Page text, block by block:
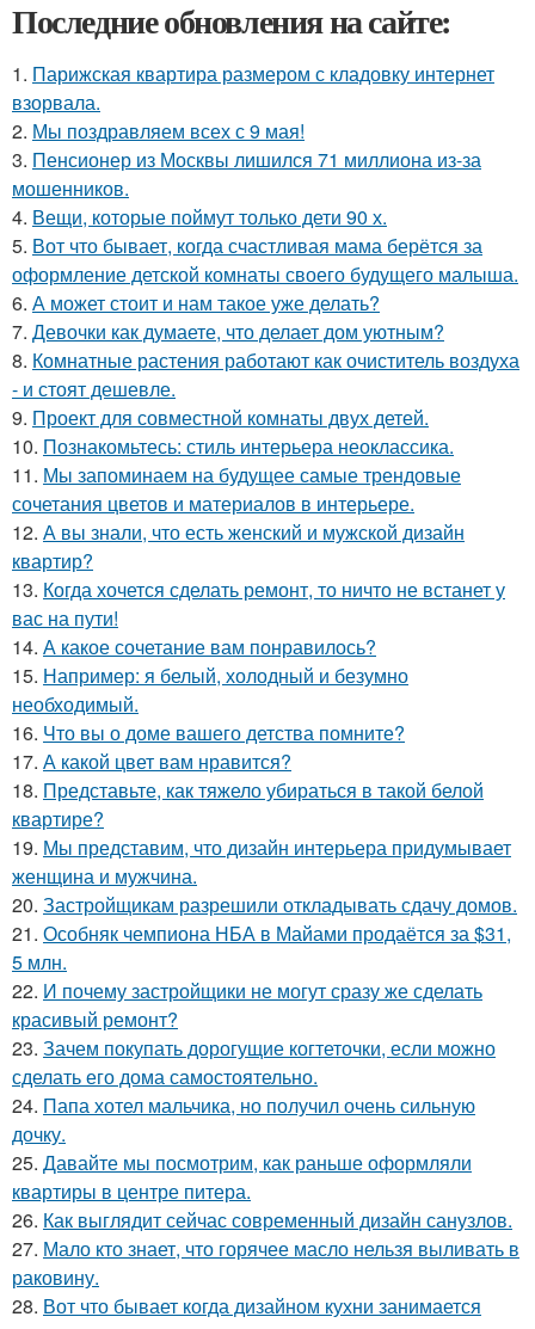
Последние обновления на сайте:
1. Парижская квартира размером с кладовку интернет
взорвала.
2. Мы поздравляем всех с 9 мая!
3. Пенсионер из Москвы лишился 71 миллиона из-за
мошенников.
4. Вещи, которые поймут только дети 90 х.
5. Вот что бывает, когда счастливая мама берётся за
оформление детской комнаты своего будущего малыша.
6. А может стоит и нам такое уже делать?
7. Девочки как думаете, что делает дом уютным?
8. Комнатные растения работают как очиститель воздуха
- и стоят дешевле.
9. Проект для совместной комнаты двух детей.
10. Познакомьтесь: стиль интерьера неоклассика.
11. Мы запоминаем на будущее самые трендовые
сочетания цветов и материалов в интерьере.
12. А вы знали, что есть женский и мужской дизайн
квартир?
13. Когда хочется сделать ремонт, то ничто не встанет у
вас на пути!
14. А какое сочетание вам понравилось?
15. Например: я белый, холодный и безумно
необходимый.
16. Что вы о доме вашего детства помните?
17. А какой цвет вам нравится?
18. Представьте, как тяжело убираться в такой белой
квартире?
19. Мы представим, что дизайн интерьера придумывает
женщина и мужчина.
20. Застройщикам разрешили откладывать сдачу домов.
21. Особняк чемпиона НБА в Майами продаётся за $31,
5 млн.
22. И почему застройщики не могут сразу же сделать
красивый ремонт?
23. Зачем покупать дорогущие когтеточки, если можно
сделать его дома самостоятельно.
24. Папа хотел мальчика, но получил очень сильную
дочку.
25. Давайте мы посмотрим, как раньше оформляли
квартиры в центре питера.
26. Как выглядит сейчас современный дизайн санузлов.
27. Мало кто знает, что горячее масло нельзя выливать в
раковину.
28. Вот что бывает когда дизайном кухни занимается